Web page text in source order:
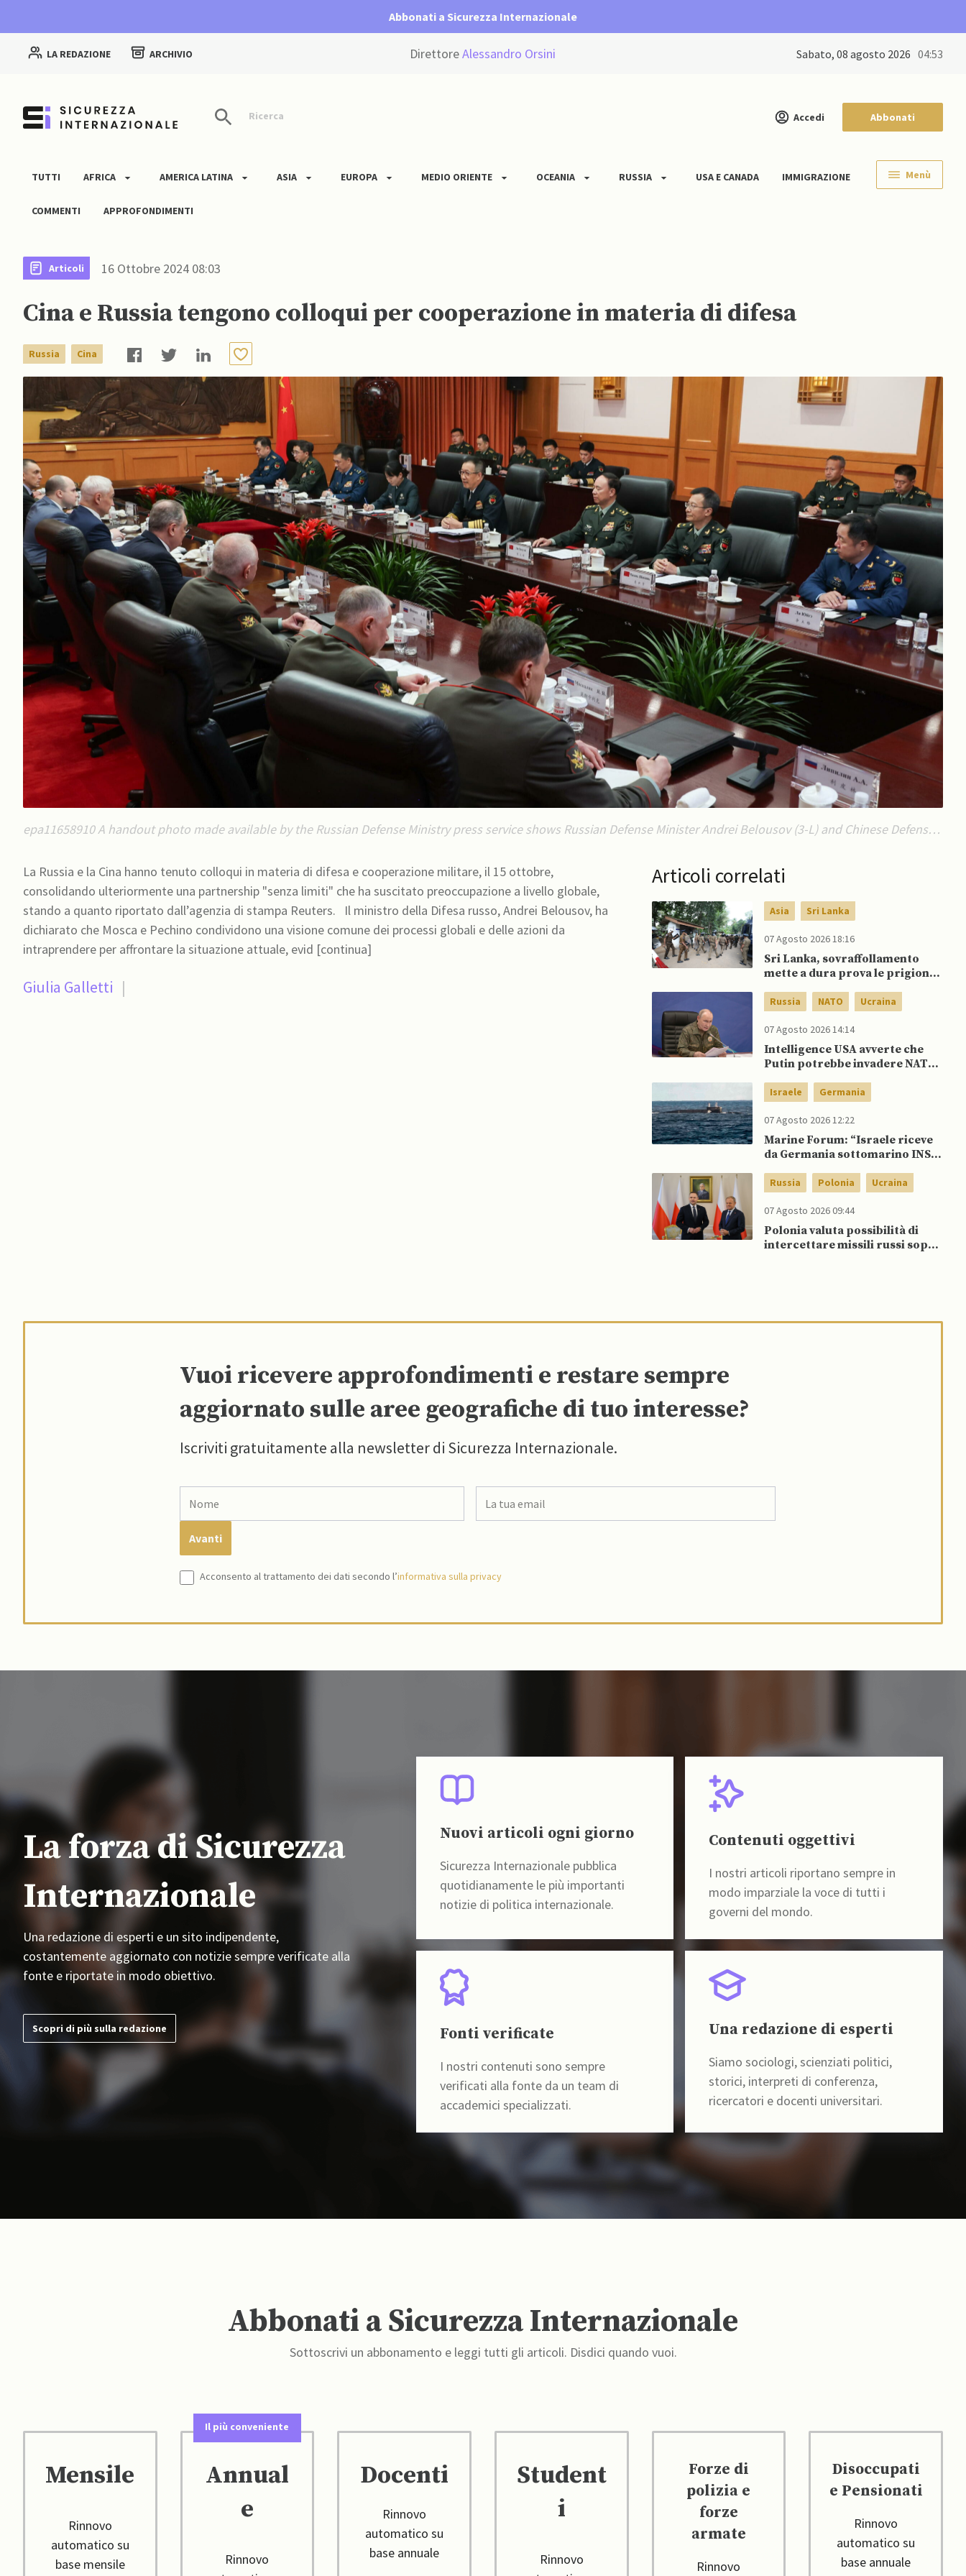
Abbonati a Sicurezza Internazionale
LA REDAZIONE ARCHIVIO DirettoreAlessandro Orsini sabato, 08 agosto 2026 04:53
Ricerca Accedi Abbonati
TUTTI AFRICA AMERICA LATINA ASIA EUROPA MEDIO ORIENTE OCEANIA RUSSIA USA E CANADA IMMIGRAZIONE
COMMENTI APPROFONDIMENTI
Menù
Articoli 16 Ottobre 2024 08:03
Cina e Russia tengono colloqui per cooperazione in materia di difesa
Russia Cina
epa11658910 A handout photo made available by the Russian Defense Ministry press service shows Russian Defense Minister Andrei Belousov (3-L) and Chinese Defense
ONLY/NO SALES
La Russia e la Cina hanno tenuto colloqui in materia di difesa e cooperazione militare, il 15 ottobre,
consolidando ulteriormente una partnership "senza limiti" che ha suscitato preoccupazione a livello globale,
stando a quanto riportato dall’agenzia di stampa Reuters. Il ministro della Difesa russo, Andrei Belousov, ha
dichiarato che Mosca e Pechino condividono una visione comune dei processi globali e delle azioni da
intraprendere per affrontare la situazione attuale, evid [continua]
Giulia Galletti |
Articoli correlati
Asia Sri Lanka
07 Agosto 2026 18:16
Sri Lanka, sovraffollamento
mette a dura prova le prigioni
morti e 23 feriti
Russia NATO Ucraina
07 Agosto 2026 14:14
Intelligence USA avverte che
Putin potrebbe invadere NATO
Ucraina
Israele Germania
07 Agosto 2026 12:22
Marine Forum: “Israele riceve
da Germania sottomarino INS
Russia Polonia Ucraina
07 Agosto 2026 09:44
Polonia valuta possibilità di
intercettare missili russi sopra
Vuoi ricevere approfondimenti e restare sempre
aggiornato sulle aree geografiche di tuo interesse?
Iscriviti gratuitamente alla newsletter di Sicurezza Internazionale.
Acconsento al trattamento dei dati secondo l’informativa sulla privacy
La forza di Sicurezza
Internazionale
Una redazione di esperti e un sito indipendente,
costantemente aggiornato con notizie sempre verificate alla
fonte e riportate in modo obiettivo.
Scopri di più sulla redazione
Nuovi articoli ogni giorno
Sicurezza Internazionale pubblica
quotidianamente le più importanti
notizie di politica internazionale.
Contenuti oggettivi
I nostri articoli riportano sempre in
modo imparziale la voce di tutti i
governi del mondo.
Fonti verificate
I nostri contenuti sono sempre
verificati alla fonte da un team di
accademici specializzati.
Una redazione di esperti
Siamo sociologi, scienziati politici,
storici, interpreti di conferenza,
ricercatori e docenti universitari.
Abbonati a Sicurezza Internazionale
Sottoscrivi un abbonamento e leggi tutti gli articoli. Disdici quando vuoi.
Mensile
Rinnovo
automatico su
base mensile
Il più conveniente
Annual
e
Rinnovo
Docenti
Rinnovo
automatico su
base annuale
Student
i
Rinnovo
Forze di
polizia e
forze
armate
Rinnovo
Disoccupati
e Pensionati
Rinnovo
automatico su
base annuale